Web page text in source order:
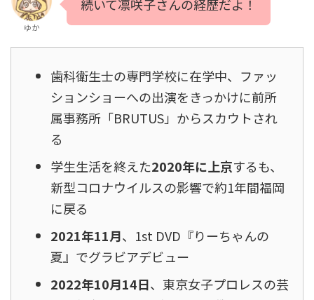
ゆか
続いて凛咲子さんの経歴だよ！
歯科衛生士の専門学校に在学中、ファッ
ションショーへの出演をきっかけに前所
属事務所「BRUTUS」からスカウトされ
る
学生生活を終えた2020年に上京するも、
新型コロナウイルスの影響で約1年間福岡
に戻る
2021年11月、1st DVD『りーちゃんの
夏』でグラビアデビュー
2022年10月14日、東京女子プロレスの芸